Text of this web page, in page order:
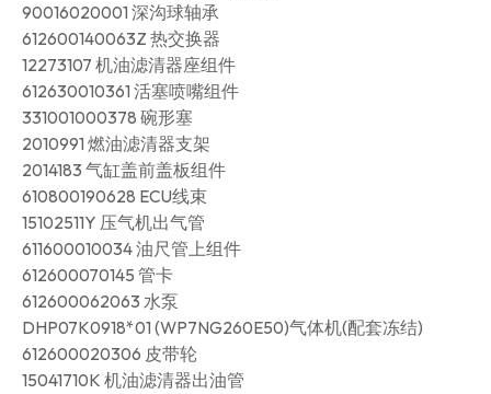
90016020001 深沟球轴承
612600140063Z 热交换器
12273107 机油滤清器座组件
612630010361 活塞喷嘴组件
331001000378 碗形塞
2010991 燃油滤清器支架
2014183 气缸盖前盖板组件
610800190628 ECU线束
15102511Y 压气机出气管
611600010034 油尺管上组件
612600070145 管卡
612600062063 水泵
DHP07K0918*01 (WP7NG260E50)气体机(配套冻结)
612600020306 皮带轮
15041710K 机油滤清器出油管